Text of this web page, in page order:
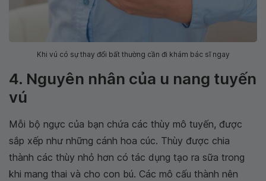
Khi vú có sự thay đổi bất thường cần đi khám bác sĩ ngay
4. Nguyên nhân của u nang tuyến
vú
Mỗi bộ ngực của bạn chứa các thùy mô tuyến, được
sắp xếp như những cánh hoa cúc. Thùy được chia
thành các thùy nhỏ hơn có tác dụng tạo ra sữa trong
khi mang thai và cho con bú. Các mô cấu thành nên